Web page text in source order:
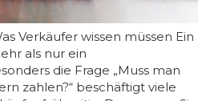
Verkäufer wissen müssen Ein
als nur ein
die Frage „Muss man
zahlen?“ beschäftigt viele